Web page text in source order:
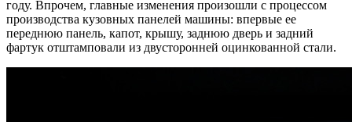
году. Впрочем, главные изменения произошли с процессом
производства кузовных панелей машины: впервые ее
переднюю панель, капот, крышу, заднюю дверь и задний
фартук отштамповали из двусторонней оцинкованной стали.